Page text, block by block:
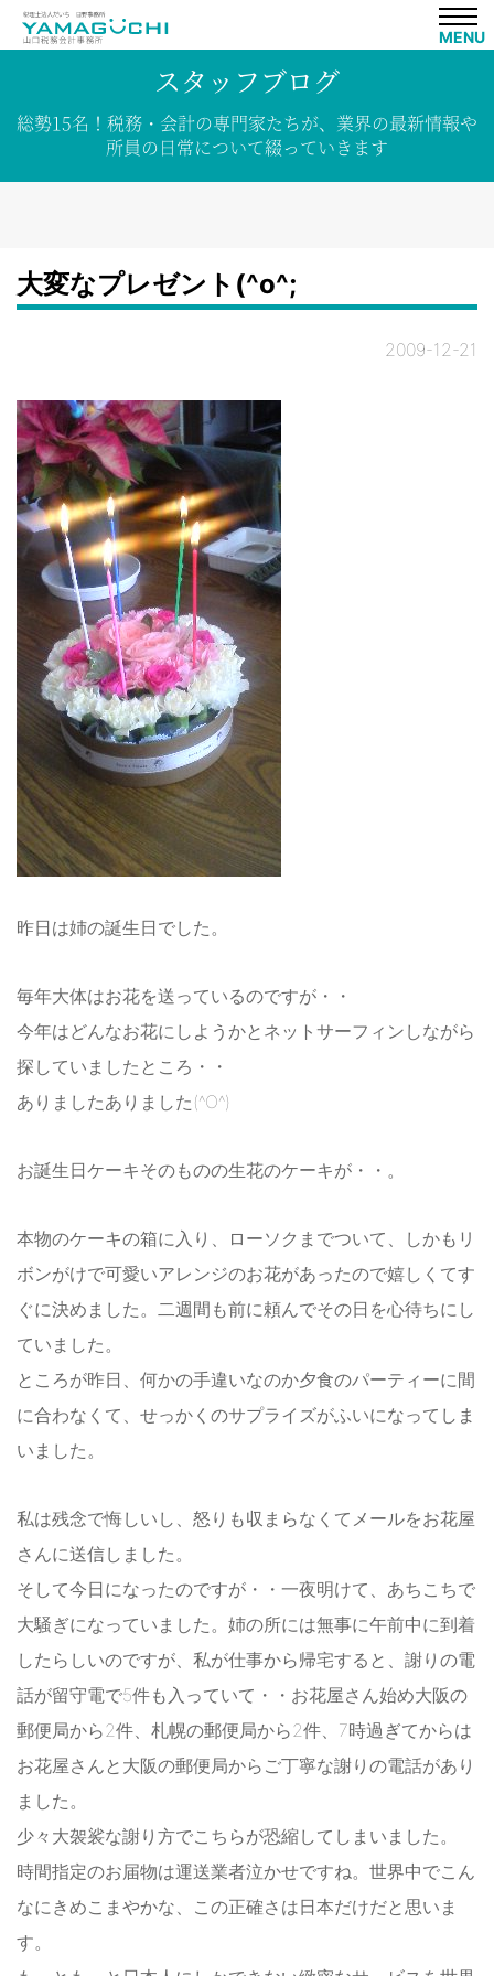
MENU
スタッフブログ
総勢15名！ 税務・会計の専門家たちが、 業界の最新情報や
所員の日常について綴っていきます
大変なプレゼント(^o^;
2009-12-21
昨日は姉の誕生日でした。
毎年大体はお花を送っているのですが・・
今年はどんなお花にしようかとネットサーフィンしながら
探していましたところ・・
ありましたありました(^O^)
お誕生日ケーキそのものの生花のケーキが・・。
本物のケーキの箱に入り、ローソクまでついて、しかもリ
ボンがけで可愛いアレンジのお花があったので嬉しくてす
ぐに決めました。二週間も前に頼んでその日を心待ちにし
ていました。
ところが昨日、何かの手違いなのか夕食のパーティーに間
に合わなくて、せっかくのサプライズがふいになってしま
いました。
私は残念で悔しいし、怒りも収まらなくてメールをお花屋
さんに送信しました。
そして今日になったのですが・・一夜明けて、あちこちで
大騒ぎになっていました。姉の所には無事に午前中に到着
したらしいのですが、私が仕事から帰宅すると、謝りの電
話が留守電で5件も入っていて・・お花屋さん始め大阪の
郵便局から2件、札幌の郵便局から2件、7時過ぎてからは
お花屋さんと大阪の郵便局からご丁寧な謝りの電話があり
ました。
少々大袈裟な謝り方でこちらが恐縮してしまいました。
時間指定のお届物は運送業者泣かせですね。世界中でこん
なにきめこまやかな、この正確さは日本だけだと思いま
す。